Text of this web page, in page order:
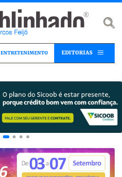
ENTRETENIMENTO EDITORIAS